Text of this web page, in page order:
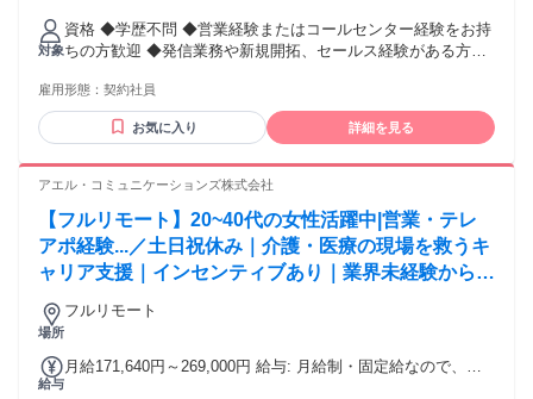
かえる環境が魅力です。また、勉強会など成長の機会も多
く、自分自身のスキルアップにも常に挑戦できるところが気
に入っています。 Q.仕事の面白いところは？ お客様から「あ
りがとう」「助かるよ」と、感謝の言葉をいただけたとき
に、大きなやりがいを感じます。また、お客様やご家族、ケ
アマネジャーさんなど多くの方と関わる中で、自分にはない
さまざまな人生経験やお話を聞けるのも、この仕事の面白さ
だと思います。 Q.応募のきっかけを教えてください。 人の役
に立つ仕事がしたいという思いが、応募の最大のきっかけで
した。さらに、いろいろな人と関わりながら働ける環境にも
魅力を感じ、この仕事を選びました。
╭━━━━━━━━━━━━━━━━━╮ ❖ 一緒に働く先輩
の声② N.Oさん：20代（入社3年目） ╰━━━━━ｖ
━━━━━━━━━━━╯ Q.この会社の好きなところは？ 仕
事とプライベートのメリハリがしっかりしていて働きやすい
やすくて職場の雰囲気も明るく親しみやすいと感じていま
間4ヶ月(同条件) ※以降3ヶ月更新 ＜在宅ならこんな悩みが解
決されます＞ ◎住んでいる街に仕事が少なくて困っている ⇒
就業環境をクリアすればご自宅で業務可能！ ◎家族が転勤族
で居住を転々とするのが辛い ⇒ 東京都・横浜市・大阪市・名
務可能です！ ◎職場が遠く通勤時間が長い ⇒ 通勤時間０
分、余暇でプライベートも充実♪
対象
資格 ◆学歴不問 ◆営業経験またはコールセンター経験をお持
ちの方歓迎 ◆発信業務や新規開拓、セールス経験がある方は
特に歓迎 ◆接客業経験者や旅行が好きな方歓迎 ◆明るく丁寧
に、お客様との会話を楽しめる方 ◆人との会話が好きな方、
人に喜ばれる仕事がしたい方 【必須条件】 ・パソコンの基本
出来る方 ・ご自宅に個室があること ┗業務プライバシーを確
支障がない、室内も静かな環境を保てる 第三者が入室できな
い・窓からディスプレイが見えない環境 ・インターネット光
回線(自己負担で設置)を保持していること ・貸与品をご自身
で設定可能な方 ＜光回線は以下条件必須＞ ※最低でもアップ
ロード20Mbps・ダウンロード30Mbps速度を保持しているこ
PC・モニター・キーボード・マウス・ヘッドセット・ウェブ
雇用形態： 契約社員
お気に入り 詳細を見る
アエル・コミュニケーションズ株式会社
【フルリモート】20~40代の女性活躍中|営業・テレ
アポ経験...／土日祝休み｜介護・医療の現場を救うキ
ャリア支援｜インセンティブあり｜業界未経験からプ
ロのアドバイザーへ
場所
フルリモート
給与
月給171,640円～269,000円 給与: 月給制・固定給なので、毎